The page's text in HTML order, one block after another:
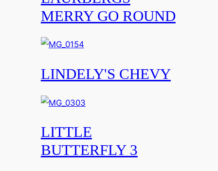
MERRY GO ROUND
LINDELY'S CHEVY
LITTLE
BUTTERFLY 3